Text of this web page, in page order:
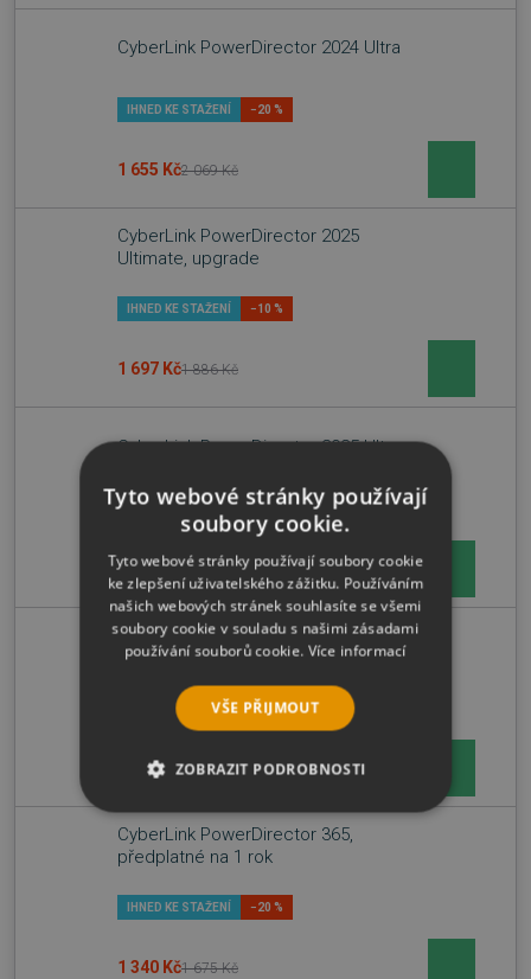
CyberLink PowerDirector 2024 Ultra
IHNED KE STAŽENÍ −20 %
1 655 Kč2 069 Kč
CyberLink PowerDirector 2025
Ultimate, upgrade
IHNED KE STAŽENÍ −10 %
1 697 Kč1 886 Kč
CyberLink PowerDirector 2025 Ultra
IHNED KE STAŽENÍ −10 %
1 900 Kč2 111 Kč
CyberLink PowerDirector 21 Ultra
IHNED KE STAŽENÍ −60 %
844 Kč 2 111 Kč
CyberLink PowerDirector 365,
předplatné na 1 rok
IHNED KE STAŽENÍ −20 %
1 340 Kč1 675 Kč
Tyto webové stránky používají
soubory cookie.
Tyto webové stránky používají soubory cookie
ke zlepšení uživatelského zážitku. Používáním
našich webových stránek souhlasíte se všemi
soubory cookie v souladu s našimi zásadami
používání souborů cookie. Více informací
VŠE PŘIJMOUT
ZOBRAZIT PODROBNOSTI
NEZBYTNĚ NUTNÉ SOUBORY